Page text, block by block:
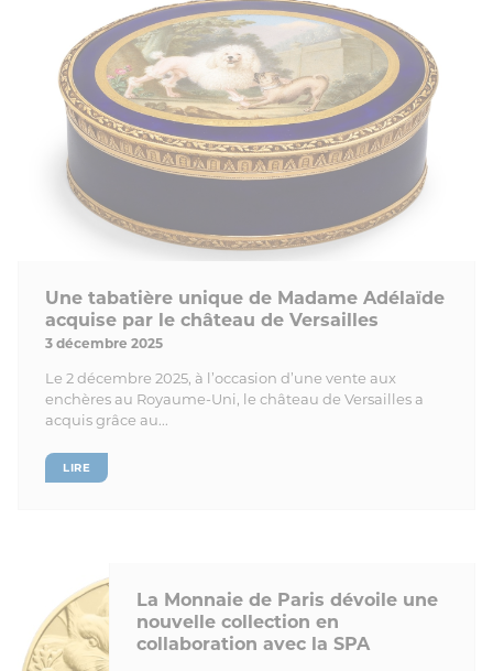
Une tabatière unique de Madame Adélaïde
acquise par le château de Versailles
3 décembre 2025
Le 2 décembre 2025, à l’occasion d’une vente aux
enchères au Royaume-Uni, le château de Versailles a
acquis grâce au...
LIRE
La Monnaie de Paris dévoile une
nouvelle collection en
collaboration avec la SPA